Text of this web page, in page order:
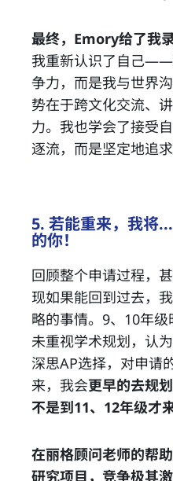
最终，Emory给了我录
我重新认识了自己——
争力，而是我与世界
势在于跨文化交流、
力。我也学会了接受
逐流，而是坚定地追
5. 若能重来，我将
的你！
回顾整个申请过程，
现如果能回到过去，
略的事情。9、10年
未重视学术规划，认
深思AP选择，对申请
来，我会更早的去规
不是到11、12年级才
在丽格顾问老师的帮
研究项目，竞争极其